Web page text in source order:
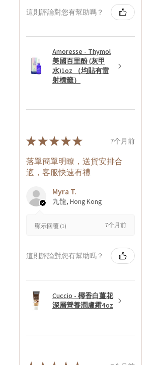
這則評論對您有幫助嗎？
Amoresse - Thymol
美國百里酚 (灰甲
水)1oz （均貼有雷
射標籤）
★★★★★ 7个月前
落單簡單明瞭，送貨安排合
適，客服快速有禮
Myra T.
九龍, Hong Kong
顯示回覆 (1) 7个月前
這則評論對您有幫助嗎？
Cuccio - 椰香白薑花
深層營養潤膚霜4oz